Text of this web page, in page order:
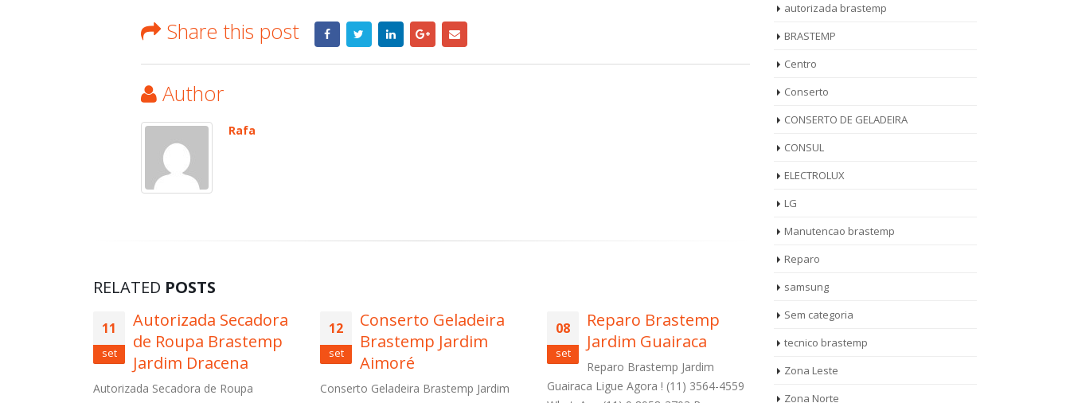
Share this post
Author
Rafa
RELATED POSTS
12
set
Conserto Geladeira
Brastemp Jardim
Aimoré
Conserto Geladeira Brastemp Jardim
08
set
Reparo Brastemp
Jardim Guairaca
Reparo Brastemp Jardim
Guairaca Ligue Agora ! (11) 3564-4559
07
set
Assistência Técnica
Brastemp Vila
Uberabinha
Assistência Técnica Brastemp Vila
Técnico Ar
Condicionado
Brastemp Jardim
autorizada brastemp
BRASTEMP
Centro
Conserto
CONSERTO DE GELADEIRA
CONSUL
ELECTROLUX
LG
Manutencao brastemp
Reparo
samsung
Sem categoria
tecnico brastemp
Zona Leste
Zona Norte